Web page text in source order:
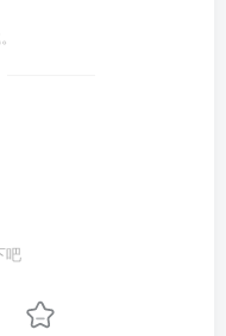
吧